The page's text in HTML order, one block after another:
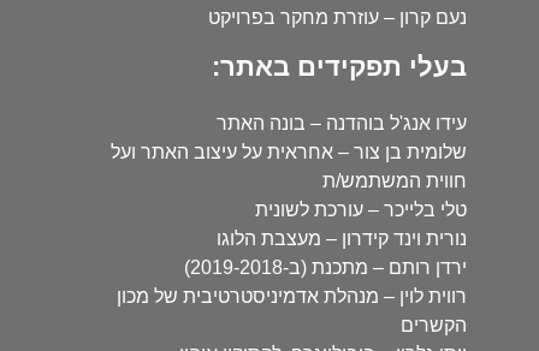
נעם קרון – עוזרת מחקר בפרויקט
בעלי תפקידים באתר:
עידו אנג'ל בוהדנה – בונה האתר
שלומית בן צור – אחראית על עיצוב האתר ועל
חווית המשתמש/ת
טלי בלייכר – עורכת לשונית
נורית וינד קידרון – מעצבת הלוגו
ירדן רותם – מתכנת (ב-2019-2018)
רווית לוין – מנהלת אדמיניסטרטיבית של מכון
הקשרים